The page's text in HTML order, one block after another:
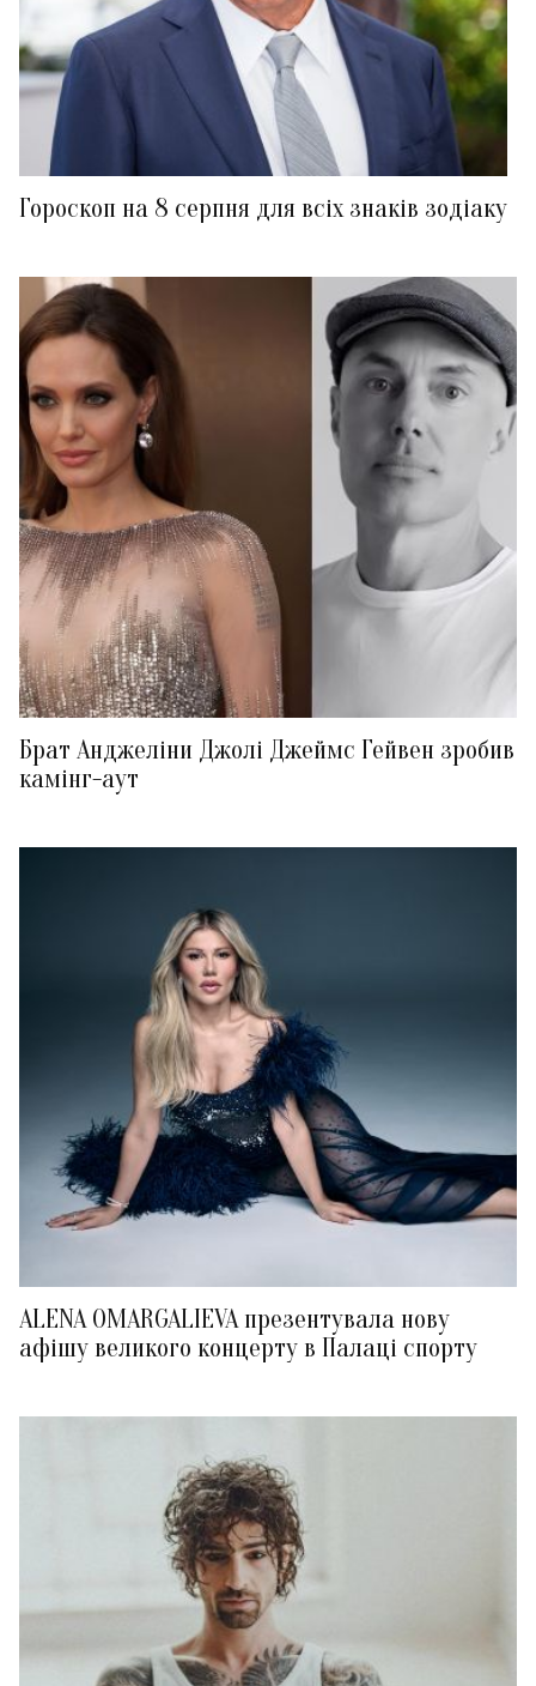
Гороскоп на 8 серпня для всіх знаків зодіаку
Брат Анджеліни Джолі Джеймс Гейвен зробив
камінг-аут
ALENA OMARGALIEVA презентувала нову
афішу великого концерту в Палаці спорту